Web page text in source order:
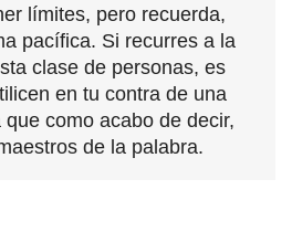
límites, pero recuerda,
pacífica. Si recurres a la
clase de personas, es
en tu contra de una
como acabo de decir,
de la palabra.